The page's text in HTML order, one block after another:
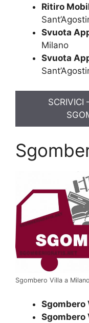
Ritiro
Svuota
Milano
Svuota
SCRIVICI
Sgombero Villa a
Sgombero
Sgombero